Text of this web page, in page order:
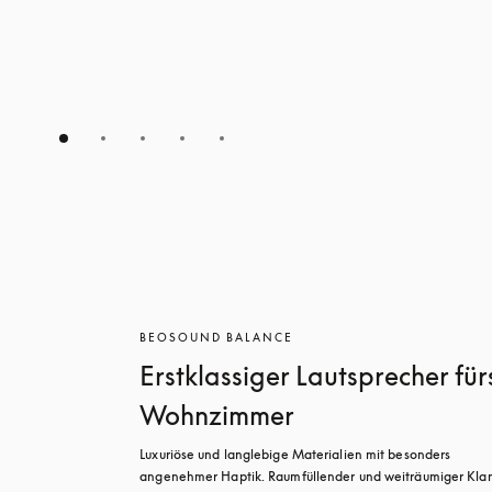
BEOSOUND BALANCE
Erstklassiger Lautsprecher
Wohnzimmer
Luxuriöse und langlebige Materialien mit besonders
angenehmer Haptik. Raumfüllender und weiträumiger